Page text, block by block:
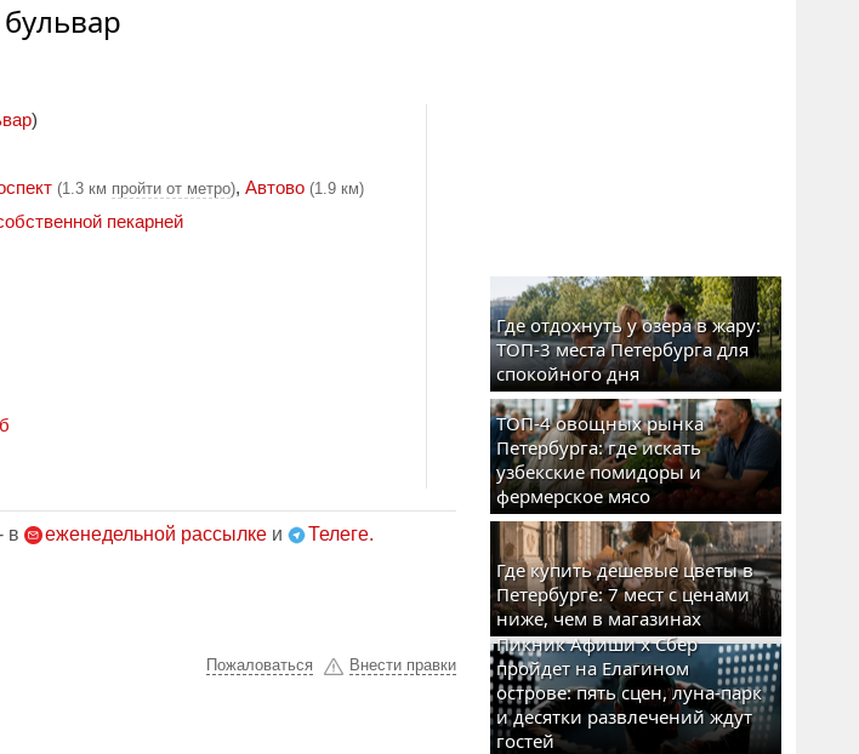
)
(1.3 км пройти от метро), Автово (1.9 км)
пекарней
в еженедельной рассылке и Телеге.
Пожаловаться Внести правки
Где отдохнуть у озера в жару:
ТОП-3 места Петербурга для
спокойного дня
ТОП-4 овощных рынка
Петербурга: где искать
узбекские помидоры и
фермерское мясо
Где купить дешевые цветы в
Петербурге: 7 мест с ценами
ниже, чем в магазинах
Пикник Афиши x Сбер
пройдет на Елагином
острове: пять сцен, луна-парк
и десятки развлечений ждут
гостей